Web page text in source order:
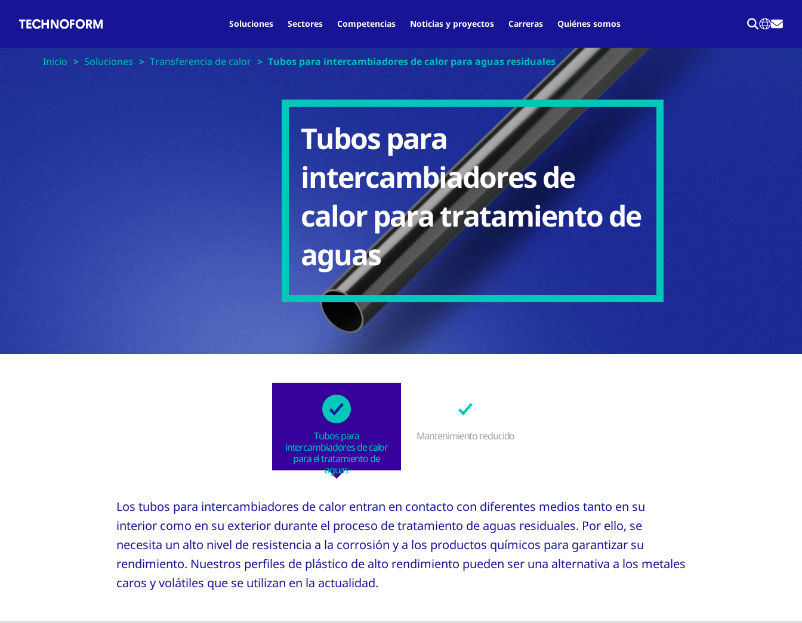
principal
navigation
Soluciones Sectores Competencias Noticias y proyectos Carreras Quiénes somos
Inicio Soluciones Transferencia de calor Tubos para intercambiadores de calor para aguas residuales
Tubos para
intercambiadores de
calor para tratamiento de
aguas
Tubos para
intercambiadores de calor
para el tratamiento de
aguas
Mantenimiento reducido
Los tubos para intercambiadores de calor entran en contacto con diferentes medios tanto en su
interior como en su exterior durante el proceso de tratamiento de aguas residuales. Por ello, se
necesita un alto nivel de resistencia a la corrosión y a los productos químicos para garantizar su
rendimiento. Nuestros perfiles de plástico de alto rendimiento pueden ser una alternativa a los metales
caros y volátiles que se utilizan en la actualidad.